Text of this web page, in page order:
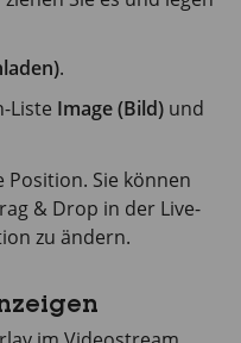
.
Liste Image (Bild) und
Position. Sie können
& Drop in der Live-
zu ändern.